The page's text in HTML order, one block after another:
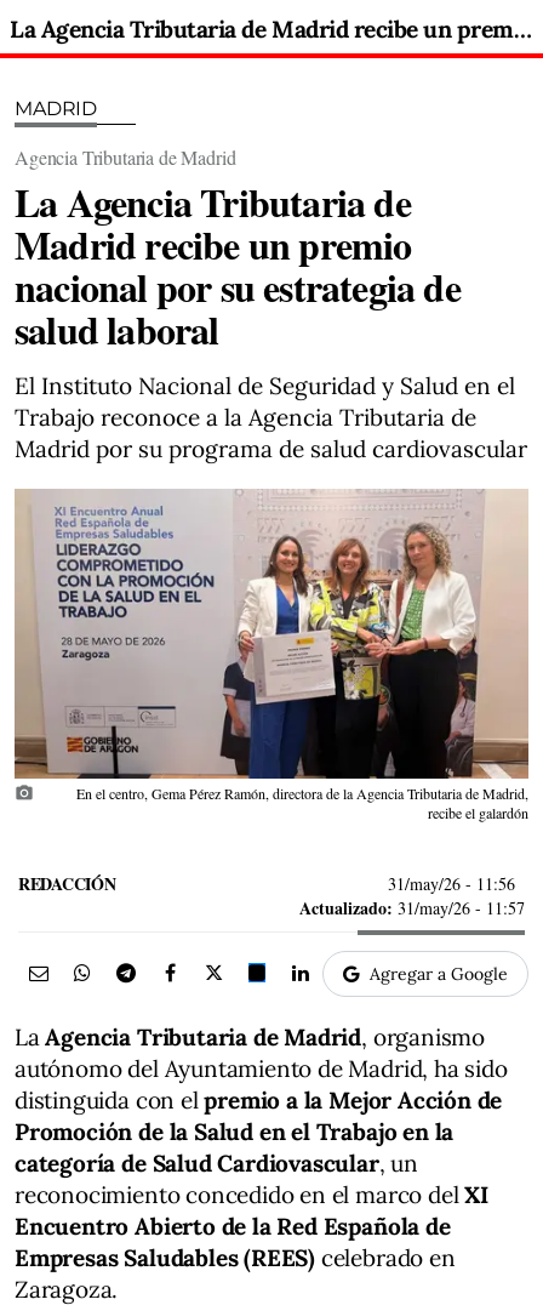
La Agencia Tributaria de Madrid recibe un premio nacional por su estrategia de salud laboral
MADRID
Agencia Tributaria de Madrid
La Agencia Tributaria de
Madrid recibe un premio
nacional por su estrategia de
salud laboral
El Instituto Nacional de Seguridad y Salud en el
Trabajo reconoce a la Agencia Tributaria de
Madrid por su programa de salud cardiovascular
photo_camera
En el centro, Gema Pérez Ramón, directora de la Agencia Tributaria de Madrid,
recibe el galardón
REDACCIÓN 31/may/26 - 11:56
Actualizado: 31/may/26 - 11:57
Agregar a Google
LaAgencia Tributaria de Madrid, organismo
autónomo del Ayuntamiento de Madrid, ha sido
distinguida con elpremio a la Mejor Acción de
Promoción de la Salud en el Trabajo en la
categoría de Salud Cardiovascular, un
reconocimiento concedido en el marco delXI
Encuentro Abierto de la Red Española de
Empresas Saludables (REES) celebrado en
Zaragoza.